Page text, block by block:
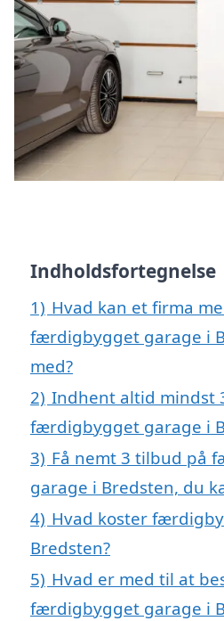
Indholdsfortegnelse
1) Hvad kan et firma
færdigbygget garage i
med?
2) Indhent altid mindst
færdigbygget garage i
3) Få nemt 3 tilbud på
garage i Bredsten, du
4) Hvad koster
Bredsten?
5) Hvad er med til at
færdigbygget garage i